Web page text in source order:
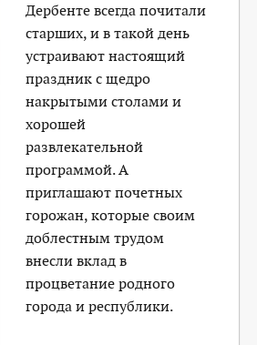
Дербенте всегда почитали
старших, и в такой день
устраивают настоящий
праздник с щедро
накрытыми столами и
хорошей
развлекательной
программой. А
приглашают почетных
горожан, которые своим
доблестным трудом
внесли вклад в
процветание родного
города и республики.